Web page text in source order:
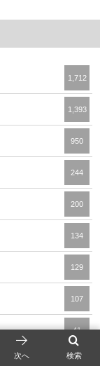
1,712
1,393
950
244
200
134
129
107
41
16
検索
次へ